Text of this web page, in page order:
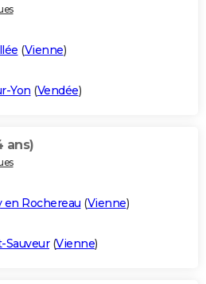
(Vienne)
Yon (Vendée)
ans)
Rochereau (Vienne)
Sauveur(Vienne)